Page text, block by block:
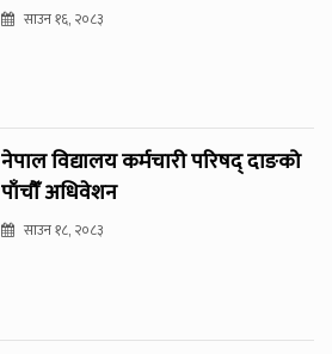
साउन १६, २०८३
नेपाल विद्यालय कर्मचारी परिषद् दाङको
पाँचौँ अधिवेशन
साउन १८, २०८३